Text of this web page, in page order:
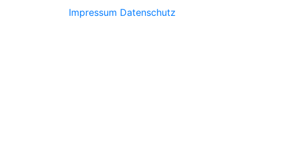
Impressum Datenschutz